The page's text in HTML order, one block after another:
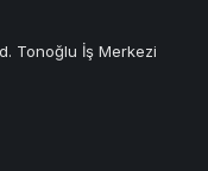
Tonoğlu İş Merkezi